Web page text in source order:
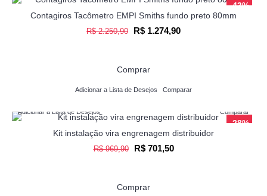
-43%
Contagiros Tacômetro EMPI Smiths fundo preto 80mm
R$ 2.250,90 R$ 1.274,90
Comprar
Adicionar a Lista de Desejos Comparar
-28%
Adicionar a Lista de Desejos Comparar
Kit instalação vira engrenagem distribuidor
R$ 969,90 R$ 701,50
Comprar